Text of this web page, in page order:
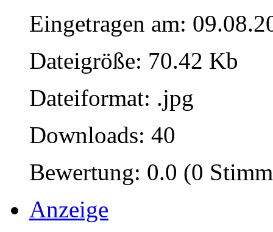
Eingetragen am:
Dateigröße: 70.42 Kb
Dateiformat: .jpg
Downloads: 40
Bewertung: 0.0 (0
Anzeige